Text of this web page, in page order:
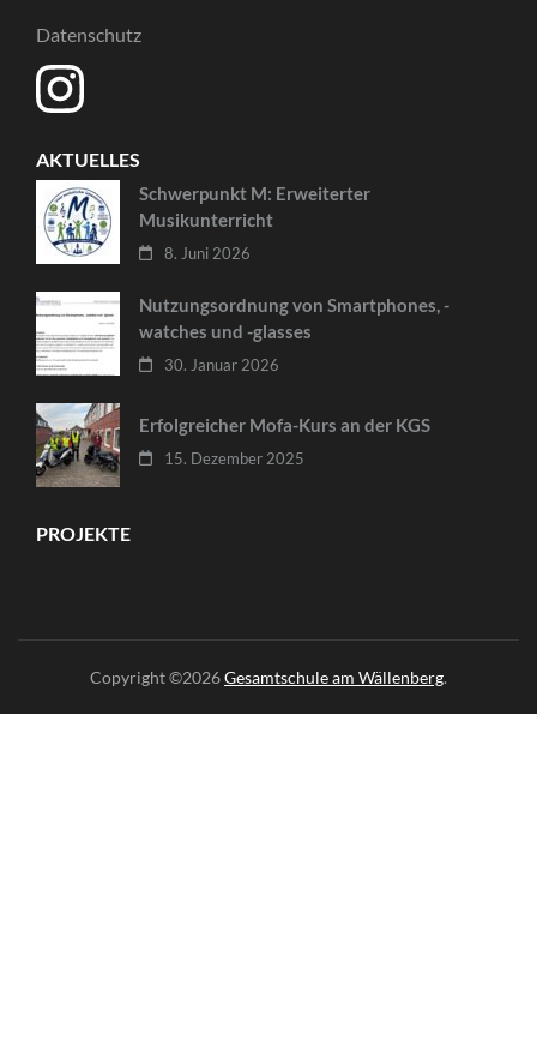
Datenschutz
AKTUELLES
Schwerpunkt M: Erweiterter
Musikunterricht
8. Juni 2026
Nutzungsordnung von Smartphones, -
watches und -glasses
30. Januar 2026
Erfolgreicher Mofa-Kurs an der KGS
15. Dezember 2025
PROJEKTE
Copyright ©2026Gesamtschule am Wällenberg.